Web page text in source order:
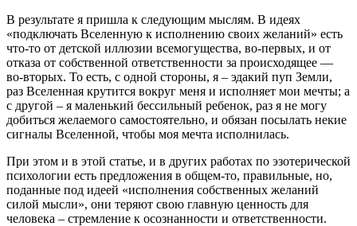
В результате я пришла к следующим мыслям. В идеях
«подключать Вселенную к исполнению своих желаний» есть
что-то от детской иллюзии всемогущества, во-первых, и от
отказа от собственной ответственности за происходящее —
во-вторых. То есть, с одной стороны, я – эдакий пуп Земли,
раз Вселенная крутится вокруг меня и исполняет мои мечты; а
с другой – я маленький бессильный ребенок, раз я не могу
добиться желаемого самостоятельно, и обязан посылать некие
сигналы Вселенной, чтобы моя мечта исполнилась.
При этом и в этой статье, и в других работах по эзотерической
психологии есть предложения в общем-то, правильные, но,
поданные под идеей «исполнения собственных желаний
силой мысли», они теряют свою главную ценность для
человека – стремление к осознанности и ответственности.